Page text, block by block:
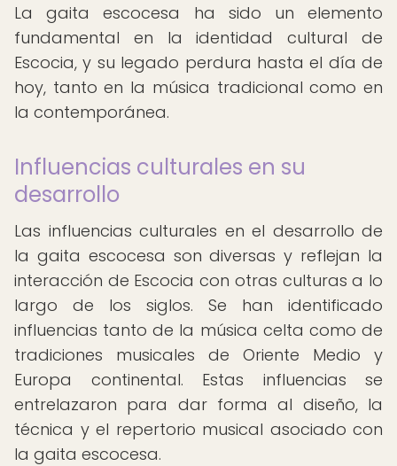
La gaita escocesa ha sido un elemento
fundamental en la identidad cultural de
Escocia, y su legado perdura hasta el día de
hoy, tanto en la música tradicional como en
la contemporánea.
Influencias culturales en su
desarrollo
Las influencias culturales en el desarrollo de
la gaita escocesa son diversas y reflejan la
interacción de Escocia con otras culturas a lo
largo de los siglos. Se han identificado
influencias tanto de la música celta como de
tradiciones musicales de Oriente Medio y
Europa continental. Estas influencias se
entrelazaron para dar forma al diseño, la
técnica y el repertorio musical asociado con
la gaita escocesa.